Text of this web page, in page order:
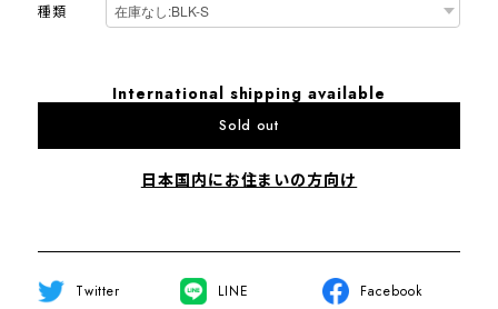
種類
International shipping available
Sold out
日本国内にお住まいの方向け
Twitter LINE Facebook